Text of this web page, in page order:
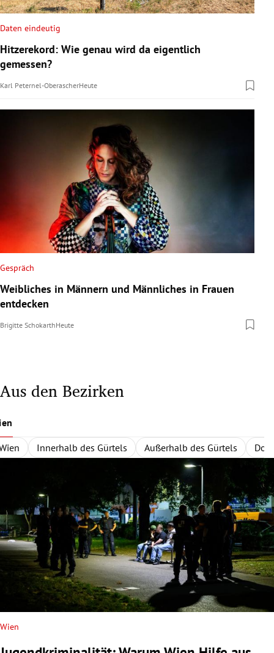
Daten eindeutig
Hitzerekord: Wie genau wird da eigentlich
gemessen?
Karl Peternel-OberascherHeute
Gespräch
Weibliches in Männern und Männliches in Frauen
entdecken
Brigitte SchokarthHeute
Aus den Bezirken
Innerhalb des Gürtels Außerhalb des Gürtels
Wien